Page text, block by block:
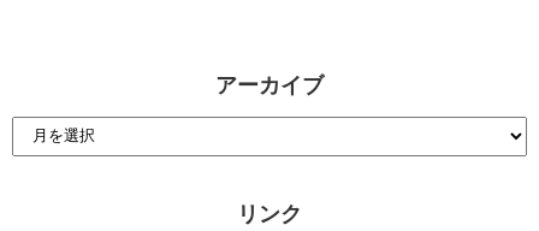
アーカイブ
リンク